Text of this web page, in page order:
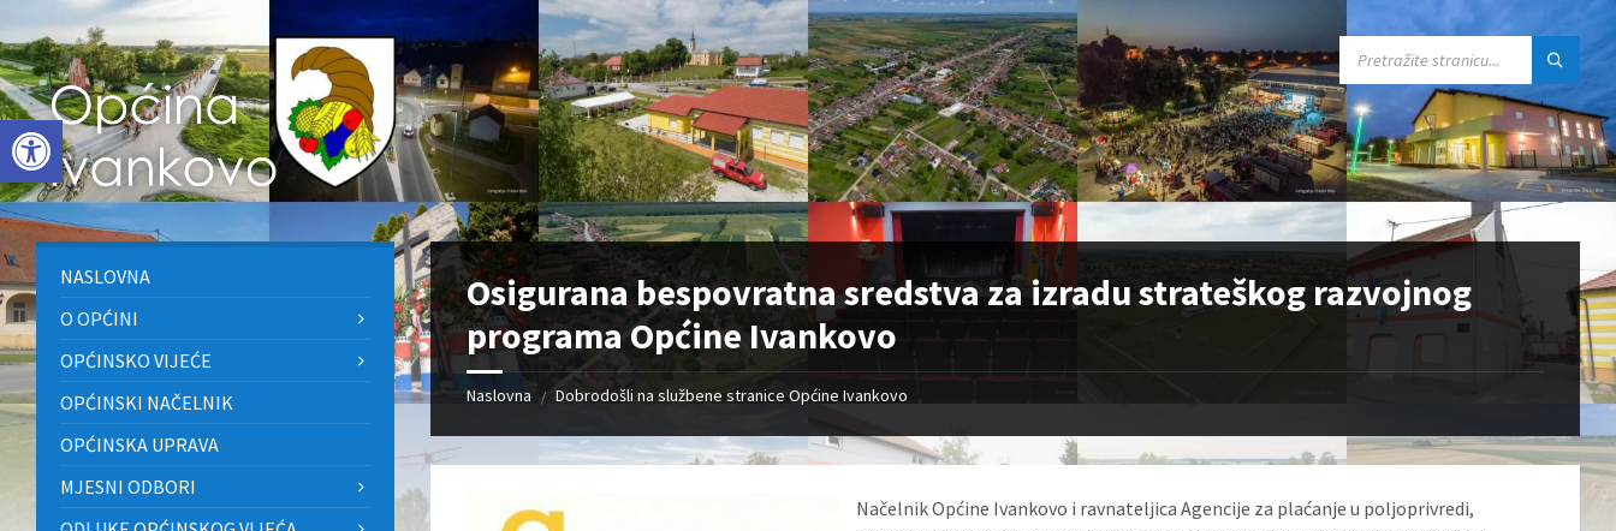
Open toolbar
to
content
to
left
sidebar
to
footer
Osigurana bespovratna sredstva za izradu strateškog razvojnog
programa Općine Ivankovo
Naslovna / Dobrodošli na službene stranice Općine Ivankovo
Načelnik Općine Ivankovo i ravnateljica Agencije za plaćanje u poljoprivredi,
NASLOVNA
O OPĆINI
OPĆINSKO VIJEĆE
OPĆINSKI NAČELNIK
OPĆINSKA UPRAVA
MJESNI ODBORI